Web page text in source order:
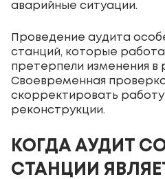
аварийные ситуации.
Проведение аудита
станций, которые
претерпели изменения в
Своевременная
скорректировать
реконструкции.
КОГДА АУДИТ
СТАНЦИИ